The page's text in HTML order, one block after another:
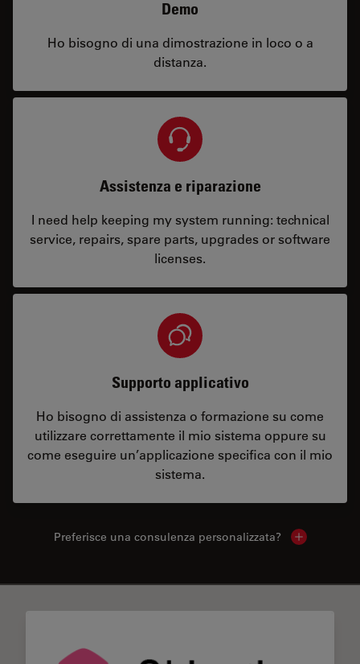
Demo
Ho bisogno di una dimostrazione in loco o a
distanza.
Assistenza e riparazione
I need help keeping my system running: technical
service, repairs, spare parts, upgrades or software
licenses.
Supporto applicativo
Ho bisogno di assistenza o formazione su come
utilizzare correttamente il mio sistema oppure su
come eseguire un’applicazione specifica con il mio
sistema.
Preferisce una consulenza personalizzata? Show local